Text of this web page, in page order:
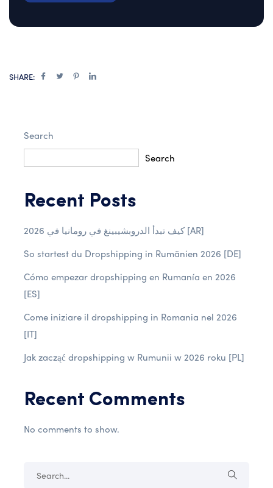
SHARE:
Search
Search
Recent Posts
كيف تبدأ الدروبشيبينغ في رومانيا في 2026 [AR]
So startest du Dropshipping in Rumänien 2026 [DE]
Cómo empezar dropshipping en Rumanía en 2026
[ES]
Come iniziare il dropshipping in Romania nel 2026
[IT]
Jak zacząć dropshipping w Rumunii w 2026 roku [PL]
Recent Comments
No comments to show.